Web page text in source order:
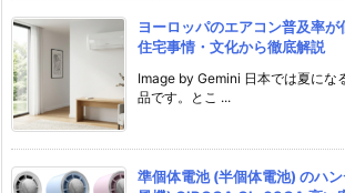
ヨーロッパのエアコン普及率が
住宅事情・文化から徹底解説
Image by Gemini 日本では夏にな
品です。とこ ...
準個体電池 (半個体電池) のハ